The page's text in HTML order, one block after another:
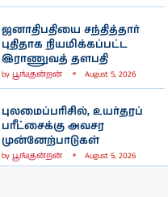
ஜனாதிபதியை சந்தித்தார்
புதிதாக நியமிக்கப்பட்ட
இராணுவத் தளபதி
by பூங்குன்றன் August 5, 2026
புலமைப்பரிசில், உயர்தரப்
பரீட்சைக்கு அவசர
முன்னேற்பாடுகள்
by பூங்குன்றன் August 5, 2026